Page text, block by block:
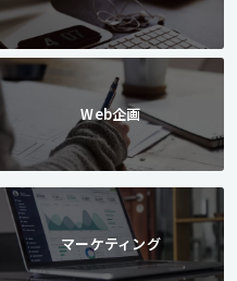
Web企画
マーケティング